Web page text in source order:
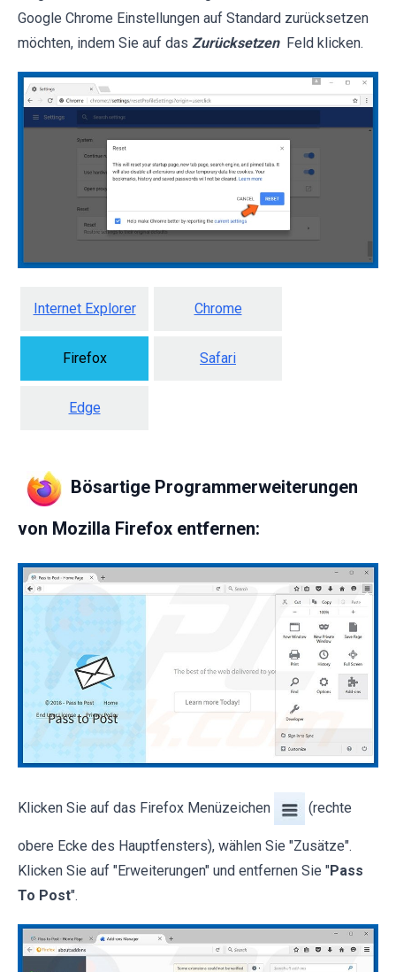
Google Chrome Einstellungen auf Standard zurücksetzen
möchten, indem Sie auf das Zurücksetzen Feld klicken.
Internet Explorer Chrome
Firefox Safari
Edge
Bösartige Programmerweiterungen
von Mozilla Firefox entfernen:
Klicken Sie auf das Firefox Menüzeichen (rechte
obere Ecke des Hauptfensters), wählen Sie "Zusätze".
Klicken Sie auf "Erweiterungen" und entfernen Sie "Pass
To Post".